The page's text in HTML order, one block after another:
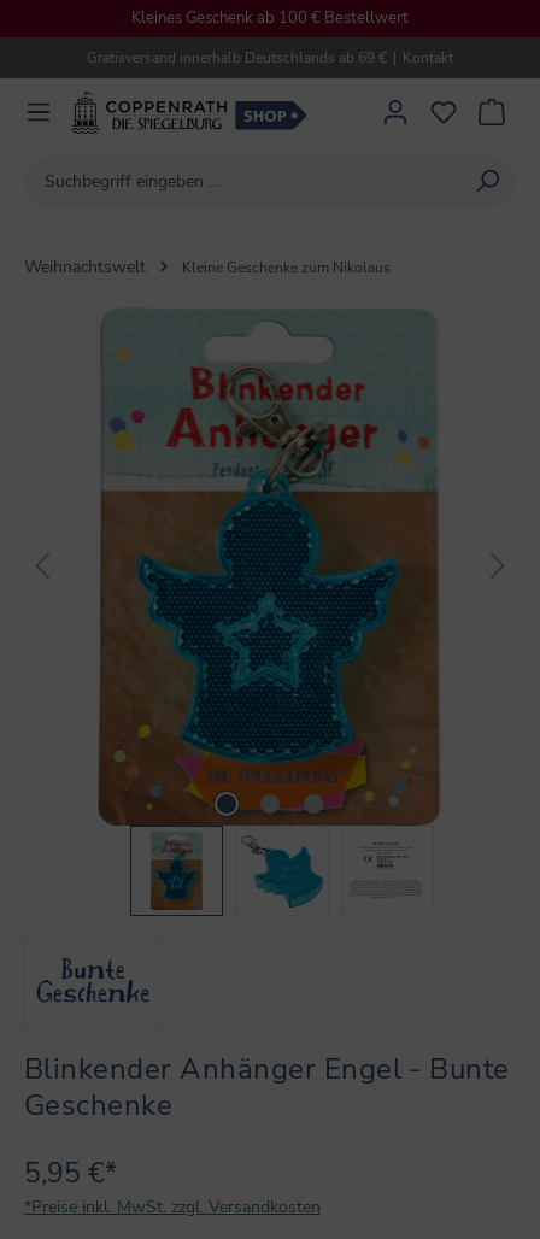
Kleines Geschenk ab 100 € Bestellwert
Gratisversand innerhalb Deutschlands ab 69 € | Kontakt
Weihnachtswelt Kleine Geschenke zum Nikolaus
Bildergalerie überspringen
Blinkender Anhänger Engel - Bunte
Geschenke
5,95 €*
*Preise inkl. MwSt. zzgl. Versandkosten